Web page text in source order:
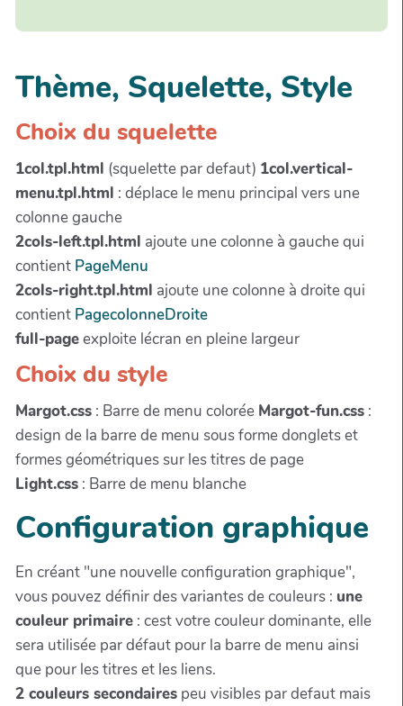
Thème, Squelette, Style
Choix du squelette
1col.tpl.html (squelette par defaut) 1col.vertical-
menu.tpl.html : déplace le menu principal vers une
colonne gauche
2cols-left.tpl.html ajoute une colonne à gauche qui
contient PageMenu
2cols-right.tpl.html ajoute une colonne à droite qui
contient PagecolonneDroite
full-pageexploite lécran en pleine largeur
Choix du style
Margot.css : Barre de menu colorée Margot-fun.css :
design de la barre de menu sous forme donglets et
formes géométriques sur les titres de page
Light.css : Barre de menu blanche
Configuration graphique
En créant "une nouvelle configuration graphique",
vous pouvez définir des variantes de couleurs : une
couleur primaire : cest votre couleur dominante, elle
sera utilisée par défaut pour la barre de menu ainsi
que pour les titres et les liens.
2 couleurs secondaires peu visibles par defaut mais